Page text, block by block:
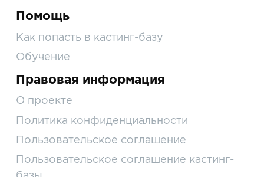
Помощь
Как попасть в кастинг-базу
Обучение
Правовая информация
О проекте
Политика конфиденциальности
Пользовательское соглашение
Пользовательское соглашение кастинг-